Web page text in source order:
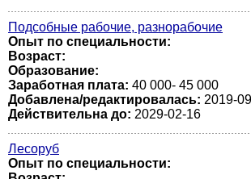
Подсобные рабочие, разнорабочие
Опыт по специальности:
Возраст:
Образование:
Заработная плата: 40 000- 45 000
Добавлена/редактировалась: 2019-
Действительна до: 2029-02-16
Лесоруб
Опыт по специальности: